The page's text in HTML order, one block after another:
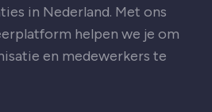
in Nederland. Met ons
helpen we je om
en medewerkers te